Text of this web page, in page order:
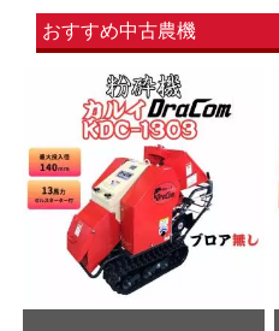
おすすめ中古農機